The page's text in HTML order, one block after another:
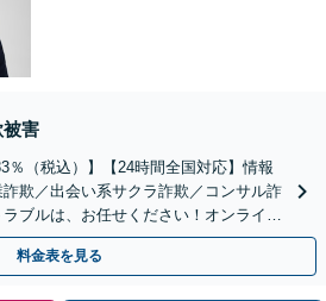
被害
％（税込）】【24時間全国対応】情報
欺／出会い系サクラ詐欺／コンサル詐
ブルは、お任せください！オンライン
料金表を見る